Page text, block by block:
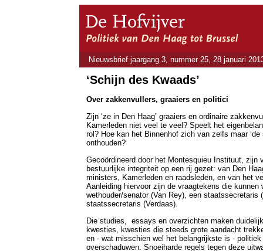
Nieuwsbrief jaargang 3, nummer 25, 28 januari
‘Schijn des Kwaads’
Over zakkenvullers, graaiers en politici
Zijn ‘ze in Den Haag’ graaiers en ordinaire
Kamerleden niet veel te veel? Speelt het
rol? Hoe kan het Binnenhof zich van zelfs maar ‘de
onthouden?
Gecoördineerd door het Montesquieu Instituut, zijn
bestuurlijke integriteit op een rij gezet: van Den
ministers, Kamerleden en raadsleden, en van het
Aanleiding hiervoor zijn de vraagtekens die kunnen
wethouder/senator (Van Rey), een staatssecretaris
staatssecretaris (Verdaas).
Die studies, essays en overzichten maken
kwesties, kwesties die steeds grote aandacht
en - wat misschien wel het belangrijkste is -
overschaduwen. Snoeiharde regels tegen deze